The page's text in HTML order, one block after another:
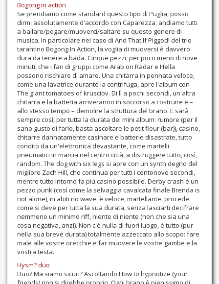
Bogong in action
Se prendiamo come standard questo tipo di Puglia, posso
dirmi assolutamente d'accordo con Caparezza: andiamo tutti
a ballare/pogare/muoverci/saltare su questo genere di
musica. In particolare nel caso di And That If Piggod! del trio
tarantino Bogong In Action, la voglia di muoversi è davvero
dura da tenere a bada. Cinque pezzi, per poco meno di nove
minuti, che i fan di gruppi come Arab on Radar e Hella
possono rischiare di amare. Una chitarra in pennata veloce,
come una lavatrice durante la centrifuga, apre l'album con
The giant tomatoes of krusciov. Di lì a pochi secondi, un'altra
chitarra e la batteria arriveranno in soccorso a costruire e –
allo stesso tempo – demolire la struttura del brano. E sarà
sempre così, per tutta la durata del mini album: rumore (per il
sano gusto di farlo, basta ascoltare le petit fleur (bar)), casino,
chitarre dannatamente casinare e batterie disastrate, tutto
condito da un'elettronica devastante, come martelli
pneumatici in marcia nel centro città, a distruggere tutto, così,
random. The dog with six legs si apre con un synth degno del
migliore Zach Hill, che continua per tutti i centonove secondi,
mentre tutto intorno fa più casino possibile. Derby crash è un
pezzo punk (così come la selvaggia cavalcata finale Brenda is
not alone), in abiti no wave: è veloce, martellante, procede
come si deve per tutta la sua durata, senza lasciarti decifrare
nemmeno un minimo riff, niente di niente (non che sia una
cosa negativa, anzi). Non c'è nulla di fuori luogo, è tutto (pur
nella sua breve durata) totalmente azzeccato allo scopo: fare
male alle vostre orecchie e far muovere le vostre gambe e la
vostra testa.
Hysm? duo
Duo? Ma siamo sicuri? Ascoltando How to hypnotize (your